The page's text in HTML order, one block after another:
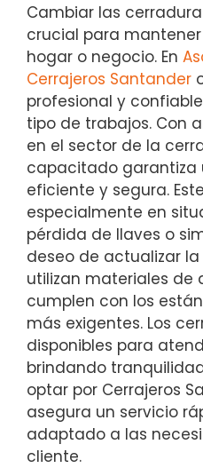
Cambiar las
crucial para
hogar o negocio. En
Cerrajeros Santander
profesional y
tipo de trabajos. Con
en el sector de la
capacitado garantiza
eficiente y segura.
especialmente en
pérdida de llaves o
deseo de actualizar
utilizan materiales de
cumplen con los
más exigentes. Los
disponibles para
brindando
optar por Cerrajeros
asegura un servicio
adaptado a las
cliente.